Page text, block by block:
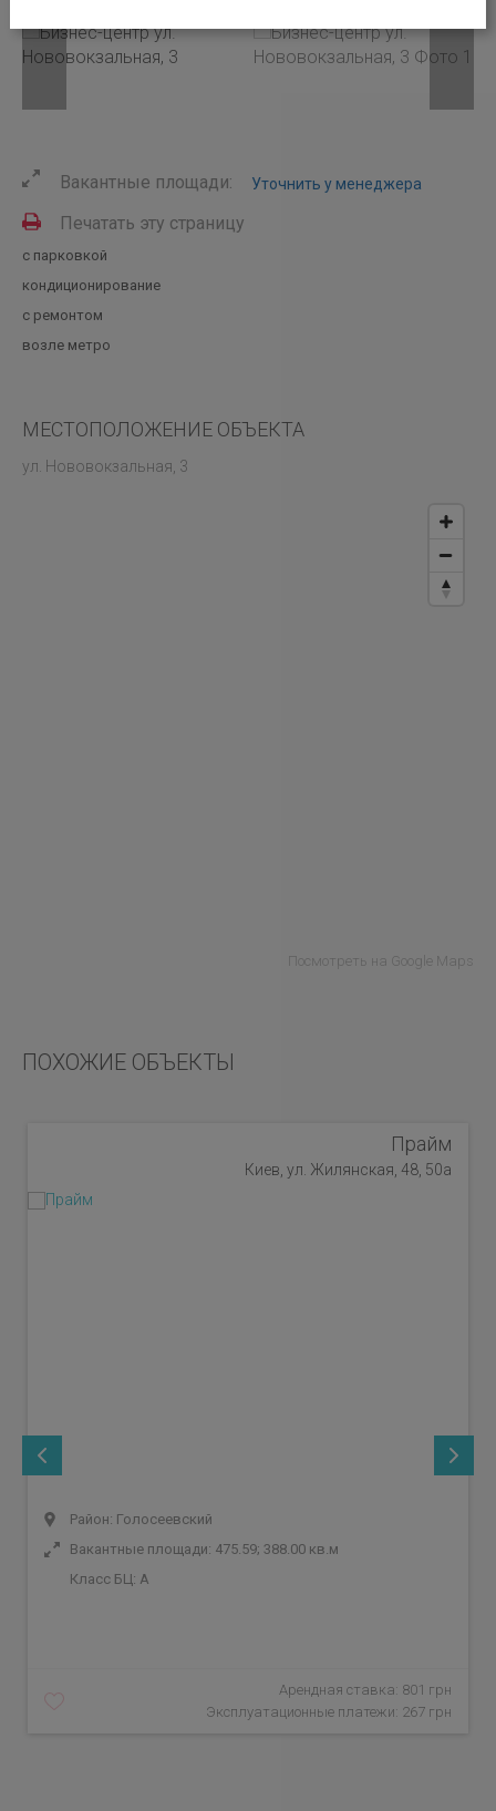
Вакантные площади: Уточнить у менеджера
Печатать эту страницу
с парковкой
кондиционирование
с ремонтом
возле метро
МЕСТОПОЛОЖЕНИЕ ОБЪЕКТА
ул. Нововокзальная, 3
Посмотреть на Google Maps
ПОХОЖИЕ ОБЪЕКТЫ
Прайм
Киев, ул. Жилянская, 48, 50а
Район: Голосеевский
Вакантные площади: 475.59; 388.00 кв.м
Класс БЦ: A
Арендная ставка: 801 грн
Эксплуатационные платежи: 267 грн